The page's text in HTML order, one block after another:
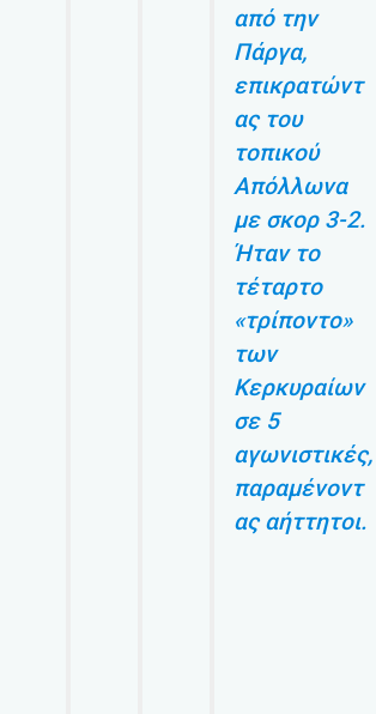
από την
Πάργα,
επικρατώντ
ας του
τοπικού
Απόλλωνα
με σκορ 3-2.
Ήταν το
τέταρτο
«τρίποντο»
των
Κερκυραίων
σε 5
αγωνιστικές,
παραμένοντ
ας αήττητοι.